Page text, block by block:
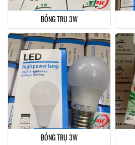
BÓNG TRỤ 3W
BÓNG TRỤ 3W